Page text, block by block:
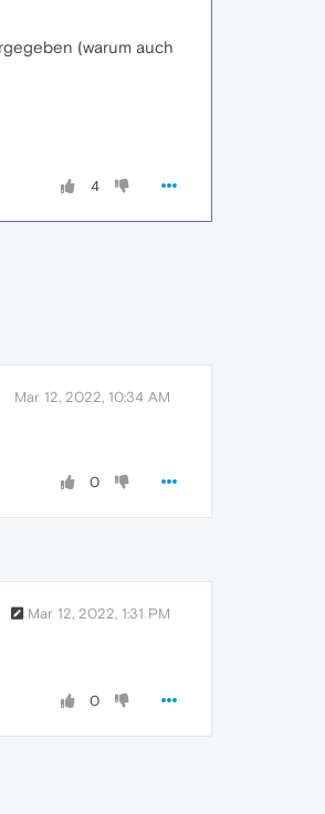
(warum auch
4
Mar 12, 2022, 10:34 AM
0
Mar 12, 2022, 1:31 PM
0